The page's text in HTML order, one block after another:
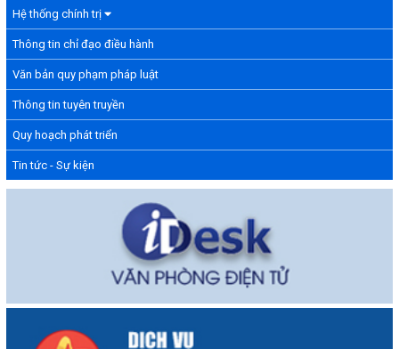
Hệ thống chính trị
Thông tin chỉ đạo điều hành
Văn bản quy phạm pháp luật
Thông tin tuyên truyền
Quy hoạch phát triển
Tin tức - Sự kiện